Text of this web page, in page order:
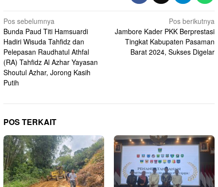
Navigasi
pos
Pos sebelumnya
Bunda Paud Titi Hamsuardi
Hadiri Wisuda Tahfidz dan
Pelepasan Raudhatul Athfal
(RA) Tahfidz Al Azhar Yayasan
Shoutul Azhar, Jorong Kasih
Putih
Pos berikutnya
Jambore Kader PKK Berprestasi
Tingkat Kabupaten Pasaman
Barat 2024, Sukses Digelar
POS TERKAIT